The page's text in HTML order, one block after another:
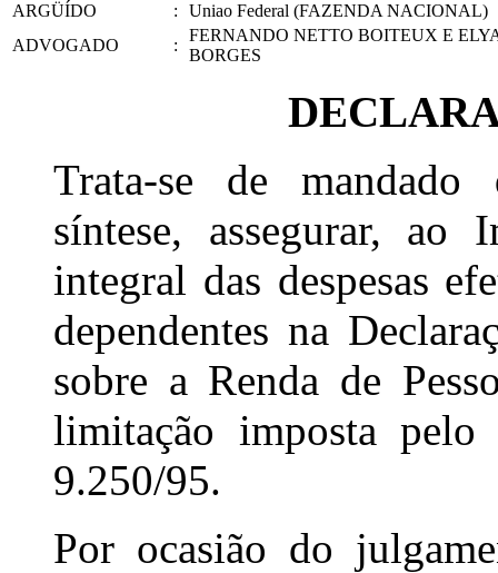
ARGÜÍDO
:
Uniao Federal (FAZENDA NACIONAL)
ADVOGADO
:
FERNANDO NETTO BOITEUX E
BORGES
Trata-se de mandado
síntese, assegurar, ao
integral das despesas
dependentes na
sobre a Renda de
limitação imposta
9.250/95.
Por ocasião do